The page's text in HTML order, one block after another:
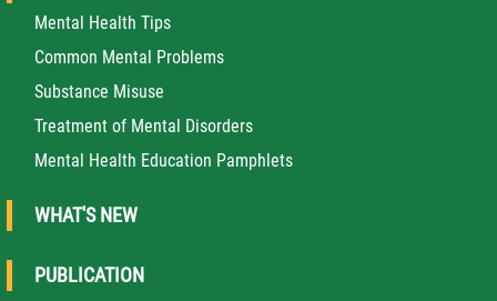
Mental Health Tips
Common Mental Problems
Substance Misuse
Treatment of Mental Disorders
Mental Health Education Pamphlets
WHAT'S NEW
PUBLICATION